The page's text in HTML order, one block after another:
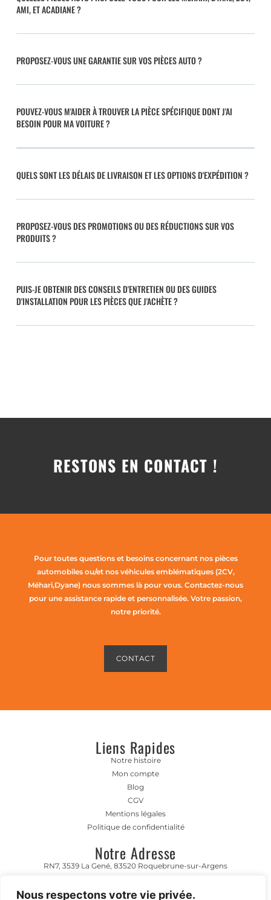
Nous respectons votre vie privée.
AMI, ET ACADIANE ?
PROPOSEZ-VOUS UNE GARANTIE SUR VOS PIÈCES AUTO ?
POUVEZ-VOUS M'AIDER À TROUVER LA PIÈCE SPÉCIFIQUE DONT J'AI
BESOIN POUR MA VOITURE ?
QUELS SONT LES DÉLAIS DE LIVRAISON ET LES OPTIONS D'EXPÉDITION ?
PROPOSEZ-VOUS DES PROMOTIONS OU DES RÉDUCTIONS SUR VOS
PRODUITS ?
PUIS-JE OBTENIR DES CONSEILS D'ENTRETIEN OU DES GUIDES
D'INSTALLATION POUR LES PIÈCES QUE J'ACHÈTE ?
RESTONS EN CONTACT !
Pour toutes questions et besoins concernant nos pièces
automobiles ou/et nos véhicules emblématiques (2CV,
Méhari,Dyane) nous sommes là pour vous. Contactez-nous
pour une assistance rapide et personnalisée. Votre passion,
notre priorité.
CONTACT
Liens Rapides
Notre histoire
Mon compte
Blog
CGV
Mentions légales
Politique de confidentialité
Notre Adresse
RN7, 3539 La Gené, 83520 Roquebrune-sur-Argens
Horaire D'ouverture